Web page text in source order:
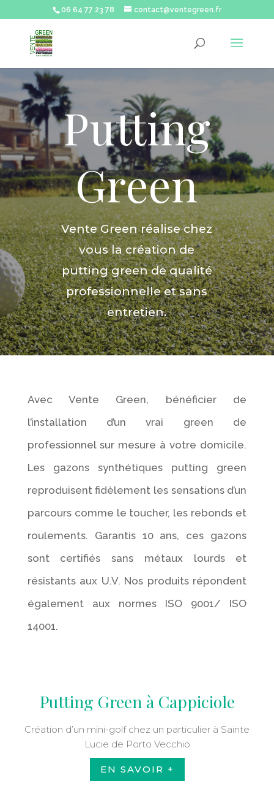
06 64 77 23 78 contact@ventegreen.fr
Putting
Green
Vente Green réalise chez
vous la création de
putting green de qualité
professionnelle et sans
entretien.
Avec Vente Green, bénéficier de
l’installation d’un vrai green de
professionnel sur mesure à votre domicile.
Les gazons synthétiques putting green
reproduisent fidèlement les sensations d’un
parcours comme le toucher, les rebonds et
roulements. Garantis 10 ans, ces gazons
sont certifiés sans métaux lourds et
résistants aux U.V. Nos produits répondent
également aux normes ISO 9001/ ISO
14001.
Putting Green à Cappiciole
Création d’un mini-golf chez un particulier à Sainte
Lucie de Porto Vecchio
EN SAVOIR +